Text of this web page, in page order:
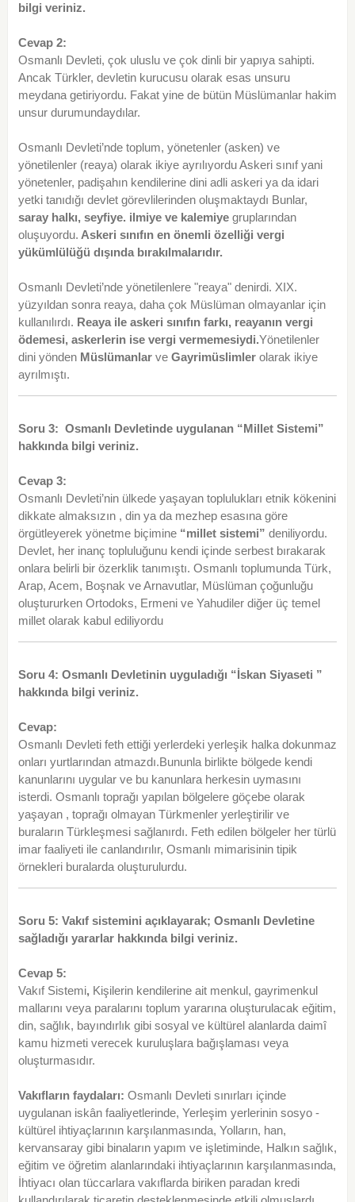
bilgi veriniz.
Cevap 2:
Osmanlı Devleti, çok uluslu ve çok dinli bir yapıya sahipti.
Ancak Türkler, devletin kurucusu olarak esas unsuru
meydana getiriyordu. Fakat yine de bütün Müslümanlar hakim
unsur durumundaydılar.
Osmanlı Devleti’nde toplum, yönetenler (asken) ve
yönetilenler (reaya) olarak ikiye ayrılıyordu Askeri sınıf yani
yönetenler, padişahın kendilerine dini adli askeri ya da idari
yetki tanıdığı devlet görevlilerinden oluşmaktaydı Bunlar,
saray halkı, seyfiye. ilmiye ve kalemiye gruplarından
oluşuyordu. Askeri sınıfın en önemli özelliği vergi
yükümlülüğü dışında bırakılmalarıdır.
Osmanlı Devleti’nde yönetilenlere "reaya" denirdi. XIX.
yüzyıldan sonra reaya, daha çok Müslüman olmayanlar için
kullanılırdı. Reaya ile askeri sınıfın farkı, reayanın vergi
ödemesi, askerlerin ise vergi vermemesiydi.Yönetilenler
dini yönden Müslümanlar veGayrimüslimler olarak ikiye
ayrılmıştı.
Soru 3: Osmanlı Devletinde uygulanan “Millet Sistemi”
hakkında bilgi veriniz.
Cevap 3:
Osmanlı Devleti’nin ülkede yaşayan toplulukları etnik kökenini
dikkate almaksızın , din ya da mezhep esasına göre
örgütleyerek yönetme biçimine “millet sistemi” deniliyordu.
Devlet, her inanç topluluğunu kendi içinde serbest bırakarak
onlara belirli bir özerklik tanımıştı. Osmanlı toplumunda Türk,
Arap, Acem, Boşnak ve Arnavutlar, Müslüman çoğunluğu
oluştururken Ortodoks, Ermeni ve Yahudiler diğer üç temel
millet olarak kabul ediliyordu
Soru 4: Osmanlı Devletinin uyguladığı “İskan Siyaseti ”
hakkında bilgi veriniz.
Cevap:
Osmanlı Devleti feth ettiği yerlerdeki yerleşik halka dokunmaz
onları yurtlarından atmazdı.Bununla birlikte bölgede kendi
kanunlarını uygular ve bu kanunlara herkesin uymasını
isterdi. Osmanlı toprağı yapılan bölgelere göçebe olarak
yaşayan , toprağı olmayan Türkmenler yerleştirilir ve
buraların Türkleşmesi sağlanırdı. Feth edilen bölgeler her türlü
imar faaliyeti ile canlandırılır, Osmanlı mimarisinin tipik
örnekleri buralarda oluşturulurdu.
Soru 5: Vakıf sistemini açıklayarak; Osmanlı Devletine
sağladığı yararlar hakkında bilgi veriniz.
Cevap 5:
Vakıf Sistemi, Kişilerin kendilerine ait menkul, gayrimenkul
mallarını veya paralarını toplum yararına oluşturulacak eğitim,
din, sağlık, bayındırlık gibi sosyal ve kültürel alanlarda daimî
kamu hizmeti verecek kuruluşlara bağışlaması veya
oluşturmasıdır.
Vakıfların faydaları: Osmanlı Devleti sınırları içinde
uygulanan iskân faaliyetlerinde, Yerleşim yerlerinin sosyo -
kültürel ihtiyaçlarının karşılanmasında, Yolların, han,
kervansaray gibi binaların yapım ve işletiminde, Halkın sağlık,
eğitim ve öğretim alanlarındaki ihtiyaçlarının karşılanmasında,
İhtiyacı olan tüccarlara vakıflarda biriken paradan kredi